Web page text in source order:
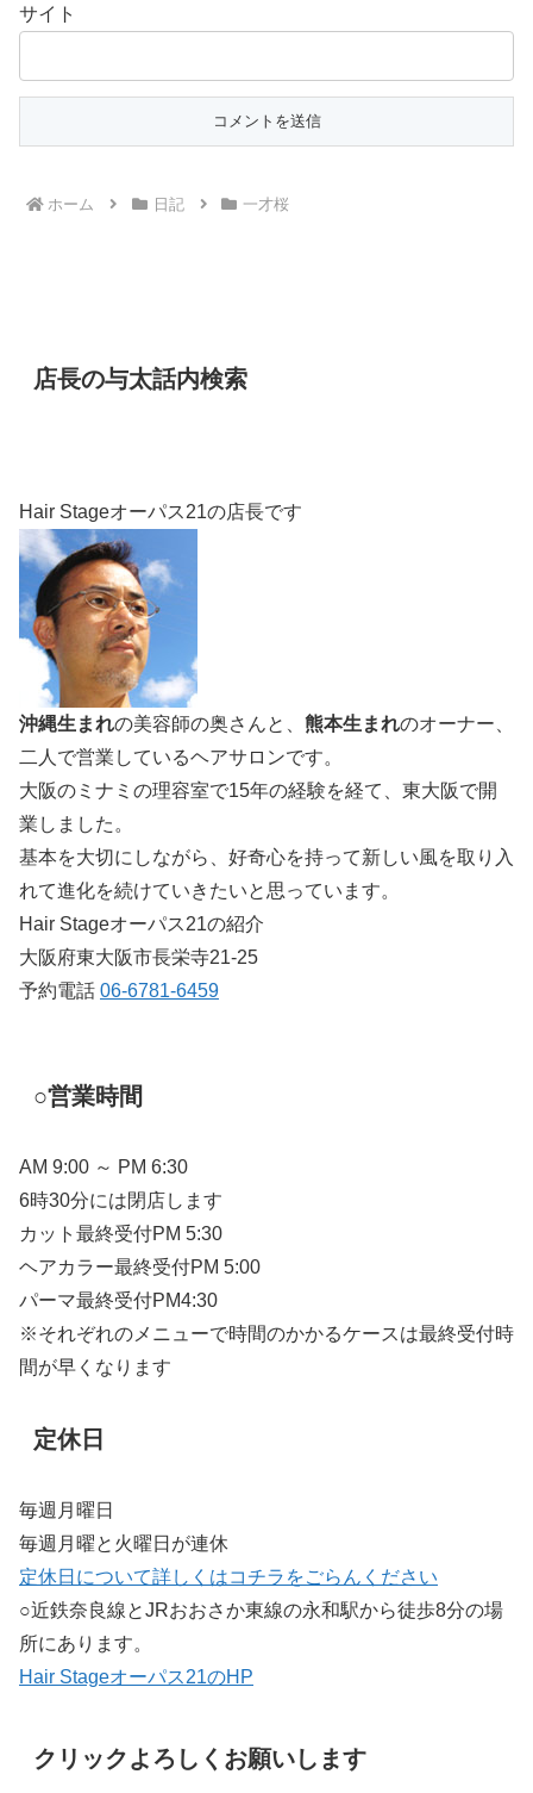
サイト
ホーム 日記 一才桜
店長の与太話内検索
Hair Stageオーパス21の店長です
沖縄生まれの美容師の奥さんと、 熊本生まれのオーナー、
二人で営業しているヘアサロンです。
大阪のミナミの理容室で15年の経験を経て、東大阪で開
業しました。
基本を大切にしながら、好奇心を持って新しい風を取り入
れて進化を続けていきたいと思っています。
Hair Stageオーパス21の紹介
大阪府東大阪市長栄寺21-25
予約電話 06-6781-6459
○営業時間
AM 9:00 ～ PM 6:30
6時30分には閉店します
カット最終受付PM 5:30
ヘアカラー最終受付PM 5:00
パーマ最終受付PM4:30
※それぞれのメニューで時間のかかるケースは最終受付時
間が早くなります
定休日
毎週月曜日
毎週月曜と火曜日が連休
定休日について詳しくはコチラをごらんください
○近鉄奈良線とJRおおさか東線の永和駅から徒歩8分の場
所にあります。
Hair Stageオーパス21のHP
クリックよろしくお願いします